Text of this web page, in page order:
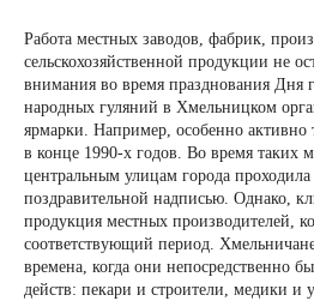
Работа местных заводов, фабрик,
сельскохозяйственной продукции не
внимания во время празднования Дня
народных гуляний в Хмельницком
ярмарки. Например, особенно активно
в конце 1990-х годов. Во время таких
центральным улицам города
поздравительной надписью. Однако,
продукция местных производителей,
соответствующий период.
времена, когда они непосредственно
действ: пекари и строители, медики и